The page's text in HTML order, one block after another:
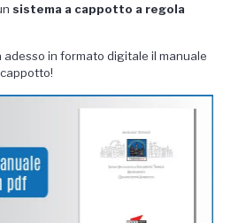
sistema a cappotto a regola
adesso in formato digitale il manuale